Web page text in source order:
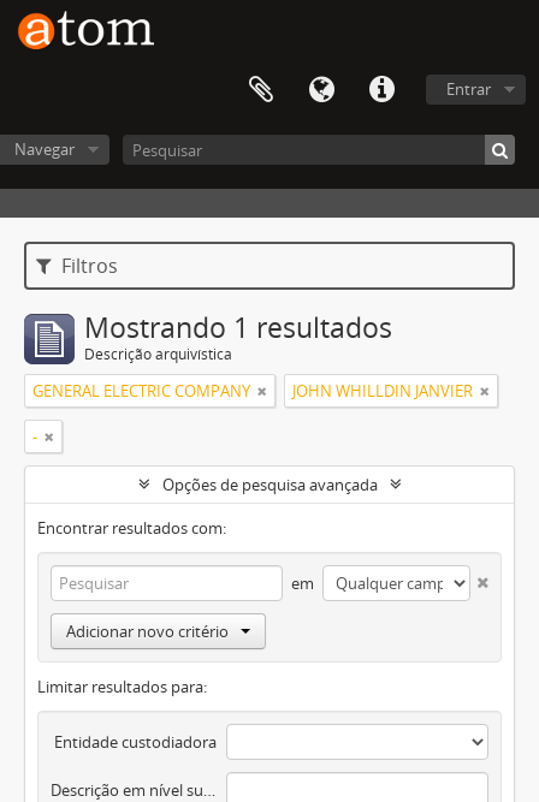
Entrar
Navegar
Filtros
Mostrando 1 resultados
Descrição arquivística
GENERAL ELECTRIC COMPANY JOHN WHILLDIN JANVIER
-
Opções de pesquisa avançada
Encontrar resultados com:
em
Adicionar novo critério
Limitar resultados para:
Entidade custodiadora
Descrição em nível superior